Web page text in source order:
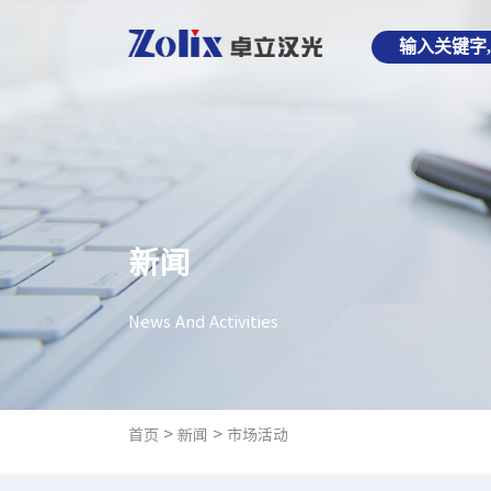
新闻
News And Activities
首页 >新闻 > 市场活动